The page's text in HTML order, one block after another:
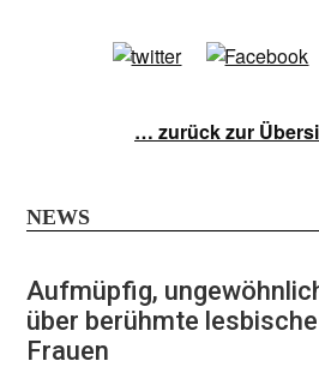
… zurück zur
NEWS
Aufmüpfig,
über berühmte
Frauen